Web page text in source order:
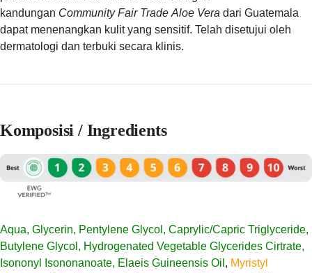
kandungan Community Fair Trade Aloe Vera dari Guatemala
dapat menenangkan kulit yang sensitif. Telah disetujui oleh
dermatologi dan terbuki secara klinis.
Komposisi / Ingredients
Aqua, Glycerin, Pentylene Glycol, Caprylic/Capric Triglyceride,
Butylene Glycol, Hydrogenated Vegetable Glycerides Cirtrate,
Isononyl Isononanoate, Elaeis Guineensis Oil , Myristyl